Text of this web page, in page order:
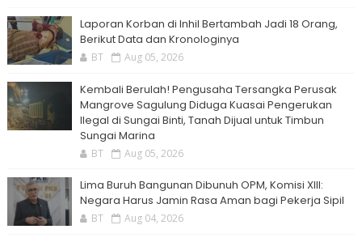
Laporan Korban di Inhil Bertambah Jadi 18 Orang,
Berikut Data dan Kronologinya
BT Aug 05, 2026
Kembali Berulah! Pengusaha Tersangka Perusak
Mangrove Sagulung Diduga Kuasai Pengerukan
Ilegal di Sungai Binti, Tanah Dijual untuk Timbun
Sungai Marina
BT Aug 05, 2026
Lima Buruh Bangunan Dibunuh OPM, Komisi XIII:
Negara Harus Jamin Rasa Aman bagi Pekerja Sipil
BT Aug 04, 2026